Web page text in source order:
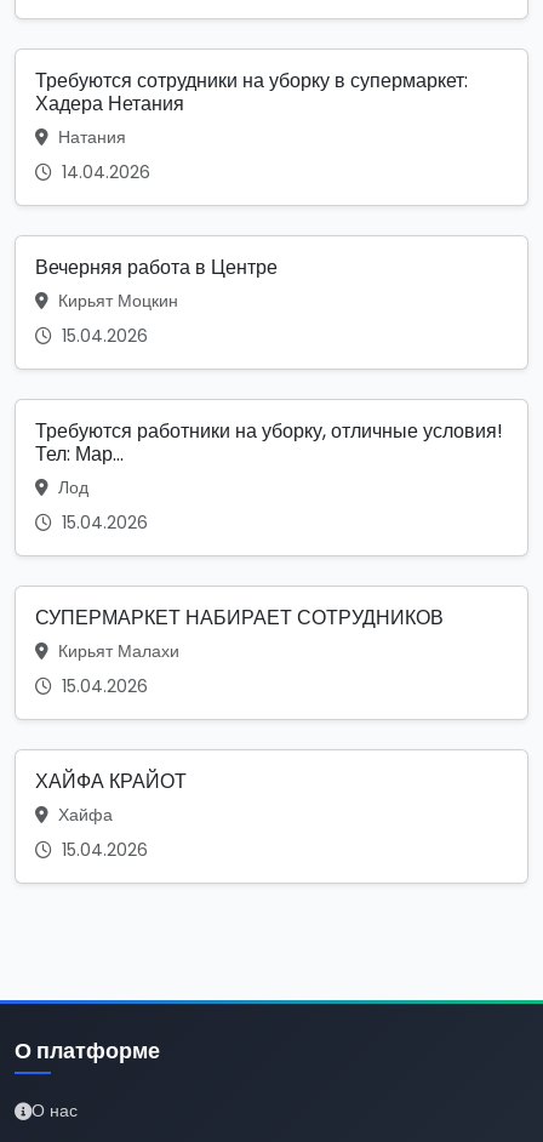
Требуются сотрудники на уборку в супермаркет:
Хадера Нетания
Натания
14.04.2026
Вечерняя работа в Центре
Кирьят Моцкин
15.04.2026
Требуются работники на уборку, отличные условия!
Тел: Мар...
Лод
15.04.2026
СУПЕРМАРКЕТ НАБИРАЕТ СОТРУДНИКОВ
Кирьят Малахи
15.04.2026
ХАЙФА КРАЙОТ
Хайфа
15.04.2026
О платформе
О нас